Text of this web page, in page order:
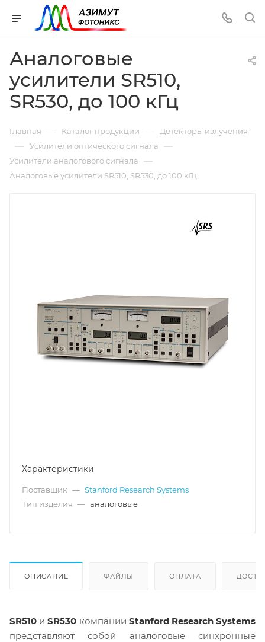
Аналоговые
усилители SR510,
SR530, до 100 кГц
Главная — Каталог продукции — Детекторы излучения
— Усилители оптического сигнала —
Усилители аналогового сигнала —
Аналоговые усилители SR510, SR530, до 100 кГц
Характеристики
Поставщик — Stanford Research Systems
Тип изделия — аналоговые
ОПИСАНИЕ ФАЙЛЫ ОПЛАТА
SR510 иSR530 компании Stanford Research Systems
представляют собой аналоговые синхронные